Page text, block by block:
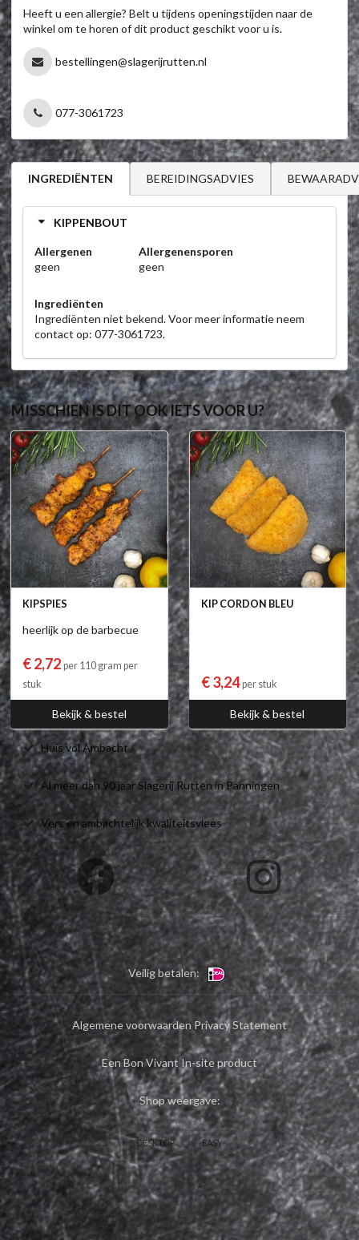
Heeft u een allergie? Belt u tijdens openingstijden naar de
winkel om te horen of dit product geschikt voor u is.
bestellingen@slagerijrutten.nl
077-3061723
INGREDIËNTEN BEREIDINGSADVIES
KIPPENBOUT
Allergenen
geen
Allergenensporen
geen
Ingrediënten
Ingrediënten niet bekend. Voor meer informatie neem
contact op: 077-3061723.
MISSCHIEN IS DIT OOK IETS VOOR U?
KIPSPIES
heerlijk op de barbecue
€ 2,72 per 110 gram per
stuk
Bekijk & bestel
KIP CORDON BLEU
€ 3,24per stuk
Bekijk & bestel
Huis vol Ambacht
Al meer dan 90 jaar Slagerij Rutten in Panningen
Vers en ambachtelijk kwaliteitsvlees
Veilig betalen:
Algemene voorwaarden Privacy Statement
Een Bon Vivant In-site product
Shop weergave:
DESKTOP EASY